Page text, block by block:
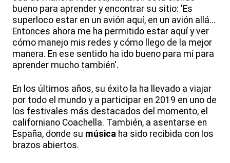
bueno para aprender y encontrar su sitio: 'Es
superloco estar en un avión aquí, en un avión allá...
Entonces ahora me ha permitido estar aquí y ver
cómo manejo mis redes y cómo llego de la mejor
manera. En ese sentido ha ido bueno para mí para
aprender mucho también'.
En los últimos años, su éxito la ha llevado a viajar
por todo el mundo y a participar en 2019 en uno de
los festivales más destacados del momento, el
californiano Coachella. También, a asentarse en
España, donde su música ha sido recibida con los
brazos abiertos.